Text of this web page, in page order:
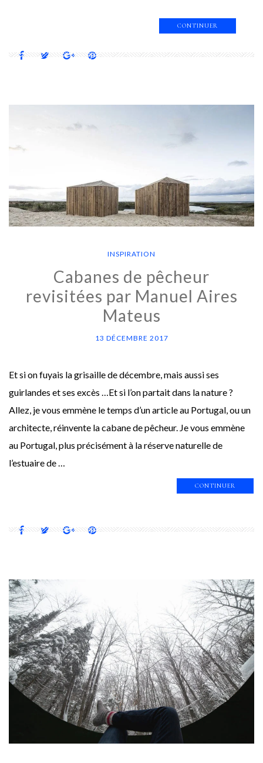
CONTINUER
INSPIRATION
Cabanes de pêcheur
revisitées par Manuel Aires
Mateus
13 DÉCEMBRE 2017
Et si on fuyais la grisaille de décembre, mais aussi ses
guirlandes et ses excès …Et si l’on partait dans la nature ?
Allez, je vous emmène le temps d’un article au Portugal, ou un
architecte, réinvente la cabane de pêcheur. Je vous emmène
au Portugal, plus précisément à la réserve naturelle de
l’estuaire de …
CONTINUER